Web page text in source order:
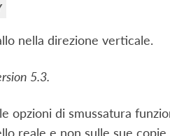
nella direzione verticale.
5.3.
le opzioni di smussatura
reale e non sulle sue copie.